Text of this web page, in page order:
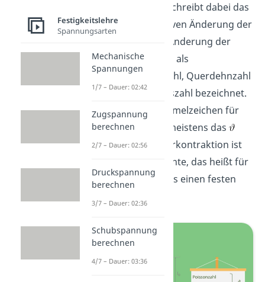
Die Poissonzahl beschreibt dabei das
Verhältnis der relativen Änderung der
Dicke zur relativen Änderung der
Länge. Sie wird auch als
Querkontraktionszahl, Querdehnzahl
oder Querdehnungszahl bezeichnet.
Das verwendete Formelzeichen für
die Poissonzahl ist meistens das
oder ein . Die Querkontraktion ist
eine Materialkonstante, das heißt für
jedes Material gibt es einen festen
Festigkeitslehre
Spannungsarten
Mechanische
Spannungen
1/7 – Dauer: 02:42
Zugspannung
berechnen
2/7 – Dauer: 02:56
Druckspannung
berechnen
3/7 – Dauer: 02:36
Schubspannung
berechnen
4/7 – Dauer: 03:36